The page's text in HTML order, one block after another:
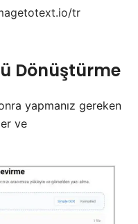
tr
Dönüştürme
yapmanız gereken
ve